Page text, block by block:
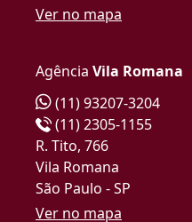
Ver no mapa
Agência Vila Romana
(11) 93207-3204
(11) 2305-1155
R. Tito, 766
Vila Romana
São Paulo - SP
Ver no mapa